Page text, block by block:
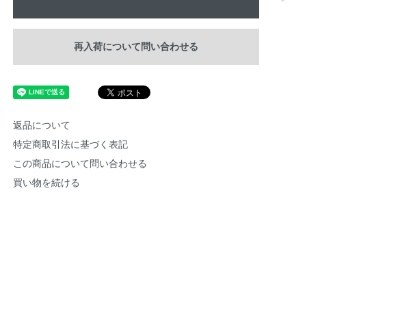
再入荷について問い合わせる
返品について
特定商取引法に基づく表記
この商品について問い合わせる
買い物を続ける